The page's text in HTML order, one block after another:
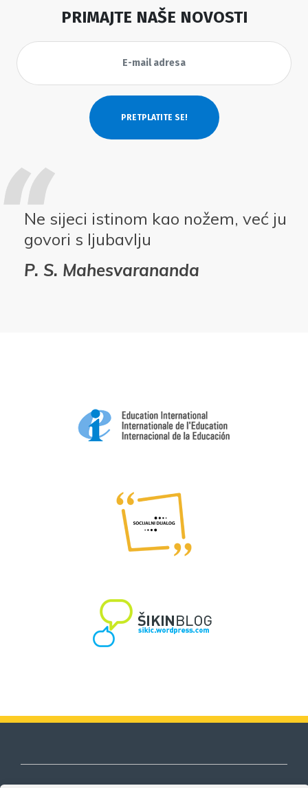
PRIMAJTE NAŠE NOVOSTI
Ne sijeci istinom kao nožem, već ju
govori s ljubavlju
P. S. Mahesvarananda